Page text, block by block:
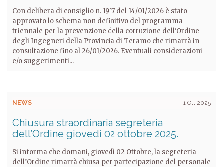
Con delibera di consiglio n. 1917 del 14/01/2026 è stato
approvato lo schema non definitivo del programma
triennale per la prevenzione della corruzione dell'Ordine
degli Ingegneri della Provincia di Teramo che rimarrà in
consultazione fino al 26/01/2026. Eventuali considerazioni
e/o suggerimenti...
NEWS 1 Ott 2025
Chiusura straordinaria segreteria
dell’Ordine giovedì 02 ottobre 2025.
Si informa che domani, giovedì 02 Ottobre, la segreteria
dell’Ordine rimarrà chiusa per partecipazione del personale